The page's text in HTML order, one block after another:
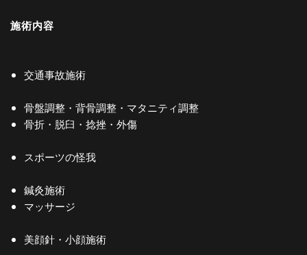
施術内容
交通事故施術
骨盤調整・背骨調整・マタニティ調整
骨折・脱臼・捻挫・外傷
スポーツの怪我
鍼灸施術
マッサージ
美顔針・小顔施術